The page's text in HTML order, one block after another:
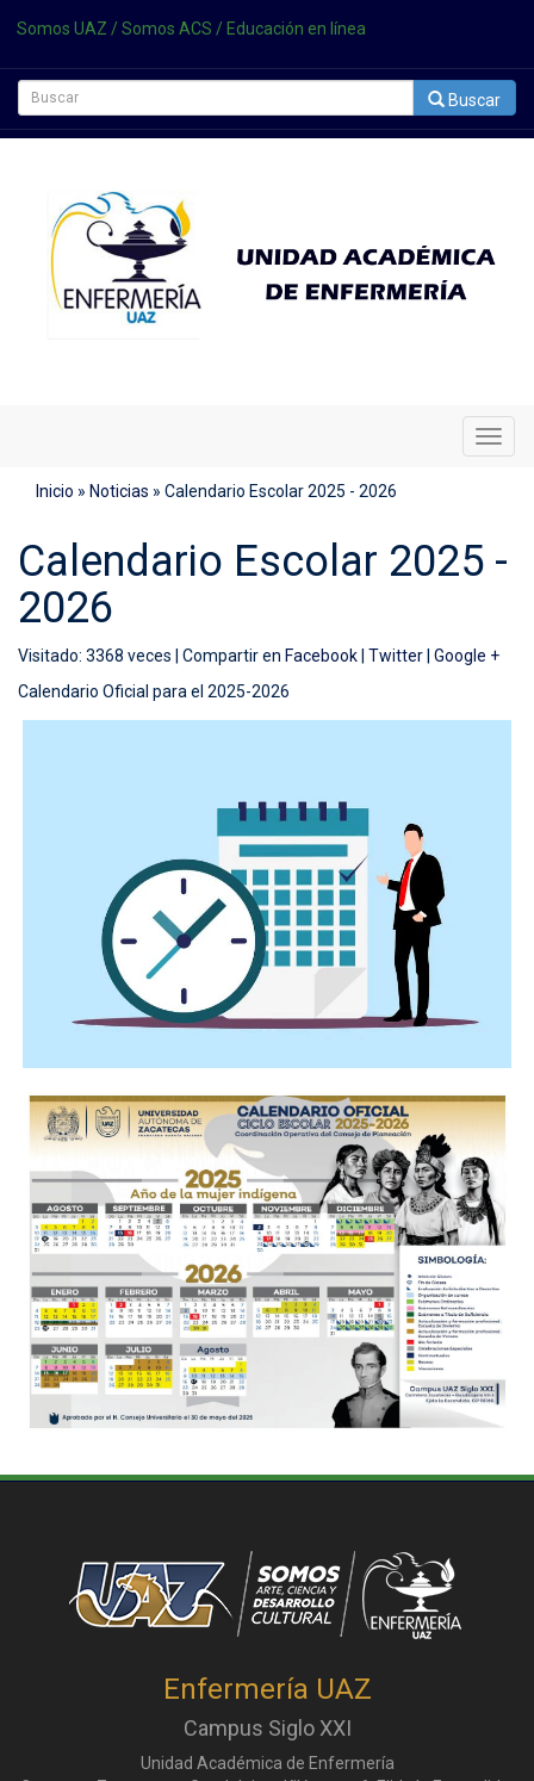
Somos UAZ / Somos ACS / Educación en línea
Buscar
Inicio » Noticias » Calendario Escolar 2025 - 2026
Calendario Escolar 2025 -
2026
Visitado: 3368 veces | Compartir en Facebook Twitter Google +
Calendario Oficial para el 2025-2026
Enfermería UAZ
Campus Siglo XXI
Unidad Académica de Enfermería